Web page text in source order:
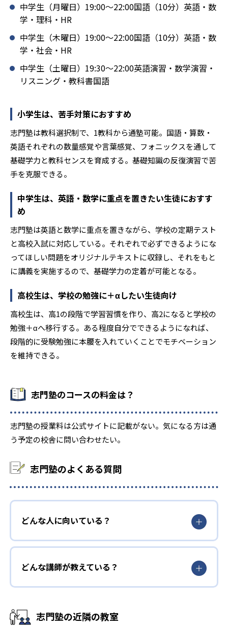
中学生（月曜日）19:00〜22:00国語（10分）英語・数
学・理科・HR
中学生（木曜日）19:00〜22:00国語（10分）英語・数
学・社会・HR
中学生（土曜日）19:30〜22:00英語演習・数学演習・
リスニング・教科書国語
小学生は、苦手対策におすすめ
志門塾は教科選択制で、1教科から通塾可能。国語・算数・
英語それぞれの数量感覚や言葉感覚、フォニックスを通して
基礎学力と教科センスを育成する。基礎知識の反復演習で苦
手を克服できる。
中学生は、英語・数学に重点を置きたい生徒におすす
め
志門塾は英語と数学に重点を置きながら、学校の定期テスト
と高校入試に対応している。それぞれで必ずできるようにな
ってほしい問題をオリジナルテキストに収録し、それをもと
に講義を実施するので、基礎学力の定着が可能となる。
高校生は、学校の勉強に＋αしたい生徒向け
高校生は、高1の段階で学習習慣を作り、高2になると学校の
勉強＋αへ移行する。ある程度自分でできるようになれば、
段階的に受験勉強に本腰を入れていくことでモチベーション
を維持できる。
志門塾のコースの料金は？
志門塾の授業料は公式サイトに記載がない。気になる方は通
う予定の校舎に問い合わせたい。
志門塾のよくある質問
どんな人に向いている？
どんな講師が教えている？
志門塾の近隣の教室